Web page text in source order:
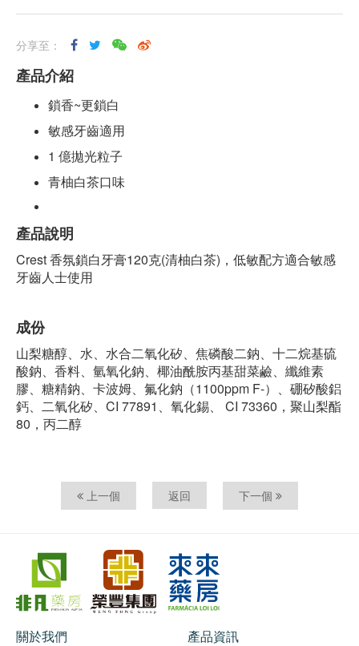
分享至：
產品介紹
鎖香~更鎖白
敏感牙齒適用
1 億拋光粒子
青柚白茶口味
產品說明
Crest 香氛鎖白牙膏120克(清柚白茶)，低敏配方適合敏感
牙齒人士使用
成份
山梨糖醇、水、水合二氧化矽、焦磷酸二鈉、十二烷基硫
酸鈉、香料、氫氧化鈉、椰油酰胺丙基甜菜鹼、纖維素
膠、糖精鈉、卡波姆、氟化鈉（1100ppm F-）、硼矽酸鋁
鈣、二氧化矽、CI 77891、氧化錫、 CI 73360，聚山梨酯
80，丙二醇
上一個 返回 下一個
關於我們 產品資訊